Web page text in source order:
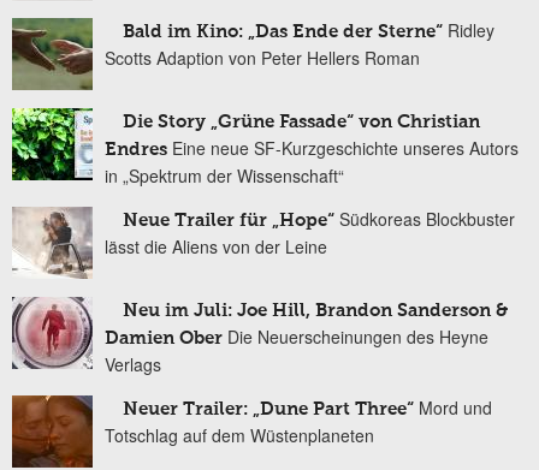
Bald im Kino: „Das Ende der Sterne“ Ridley
Scotts Adaption von Peter Hellers Roman
Die Story „Grüne Fassade“ von Christian
Endres Eine neue SF-Kurzgeschichte unseres Autors
in „Spektrum der Wissenschaft“
Neue Trailer für „Hope“ Südkoreas Blockbuster
lässt die Aliens von der Leine
Neu im Juli: Joe Hill, Brandon Sanderson &
Damien Ober Die Neuerscheinungen des Heyne
Verlags
Neuer Trailer: „Dune Part Three“ Mord und
Totschlag auf dem Wüstenplaneten